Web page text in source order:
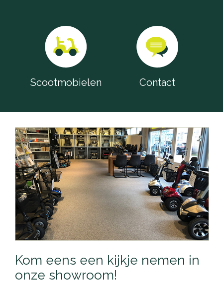
Scootmobielen Contact
Kom eens een kijkje nemen in
onze showroom!